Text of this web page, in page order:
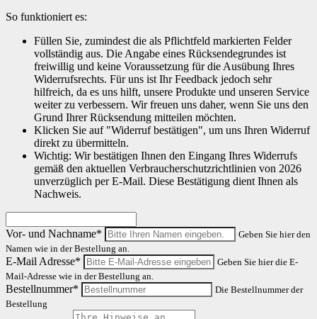
So funktioniert es:
Füllen Sie, zumindest die als Pflichtfeld markierten Felder
vollständig aus. Die Angabe eines Rücksendegrundes ist
freiwillig und keine Voraussetzung für die Ausübung Ihres
Widerrufsrechts. Für uns ist Ihr Feedback jedoch sehr
hilfreich, da es uns hilft, unsere Produkte und unseren Service
weiter zu verbessern. Wir freuen uns daher, wenn Sie uns den
Grund Ihrer Rücksendung mitteilen möchten.
Klicken Sie auf "Widerruf bestätigen", um uns Ihren Widerruf
direkt zu übermitteln.
Wichtig: Wir bestätigen Ihnen den Eingang Ihres Widerrufs
gemäß den aktuellen Verbraucherschutzrichtlinien von 2026
unverzüglich per E-Mail. Diese Bestätigung dient Ihnen als
Nachweis.
Vor- und Nachname*
Geben Sie hier den
Namen wie in der Bestellung an.
E-Mail Adresse*
Geben Sie hier die E-
Mail-Adresse wie in der Bestellung an.
Bestellnummer*
Die Bestellnummer der
Bestellung